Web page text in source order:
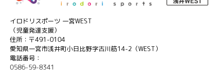
イロドリスポーツ 一宮WEST
（児童発達支援）
住所：〒491-0104
愛知県一宮市浅井町小日比野字古川筋14-2（WEST）
電話番号：
0586-59-8341